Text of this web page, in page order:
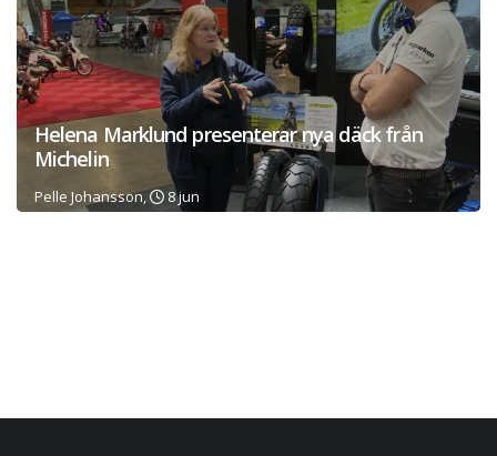
Helena Marklund presenterar nya däck från
Michelin
Pelle Johansson, 8 jun